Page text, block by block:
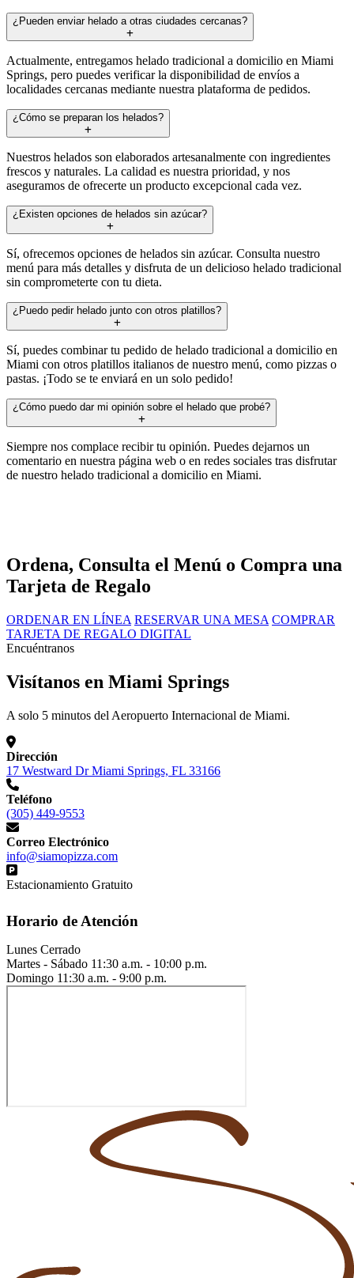
¿Pueden enviar helado a otras ciudades cercanas?
Actualmente, entregamos helado tradicional a domicilio en Miami
Springs, pero puedes verificar la disponibilidad de envíos a
localidades cercanas mediante nuestra plataforma de pedidos.
¿Cómo se preparan los helados?
Nuestros helados son elaborados artesanalmente con ingredientes
frescos y naturales. La calidad es nuestra prioridad, y nos
aseguramos de ofrecerte un producto excepcional cada vez.
¿Existen opciones de helados sin azúcar?
Sí, ofrecemos opciones de helados sin azúcar. Consulta nuestro
menú para más detalles y disfruta de un delicioso helado tradicional
sin comprometerte con tu dieta.
¿Puedo pedir helado junto con otros platillos?
Sí, puedes combinar tu pedido de helado tradicional a domicilio en
Miami con otros platillos italianos de nuestro menú, como pizzas o
pastas. ¡Todo se te enviará en un solo pedido!
¿Cómo puedo dar mi opinión sobre el helado que probé?
Siempre nos complace recibir tu opinión. Puedes dejarnos un
comentario en nuestra página web o en redes sociales tras disfrutar
de nuestro helado tradicional a domicilio en Miami.
Ordena, Consulta el Menú o Compra una
Tarjeta de Regalo
ORDENAR EN LÍNEA RESERVAR UNA MESA COMPRAR
TARJETA DE REGALO DIGITAL
Encuéntranos
Visítanos en Miami Springs
A solo 5 minutos del Aeropuerto Internacional de Miami.
Dirección
17 Westward Dr Miami Springs, FL 33166
Teléfono
(305) 449-9553
Correo Electrónico
info@siamopizza.com
Estacionamiento Gratuito
Horario de Atención
Lunes Cerrado
Martes - Sábado 11:30 a.m. - 10:00 p.m.
Domingo 11:30 a.m. - 9:00 p.m.